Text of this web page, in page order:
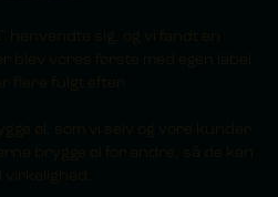
henvendte sig, og vi fandt en
blev vores første med egen label
flere fulgt efter.
øl, som vi selv og vore kunder
brygge øl for andre, så de kan